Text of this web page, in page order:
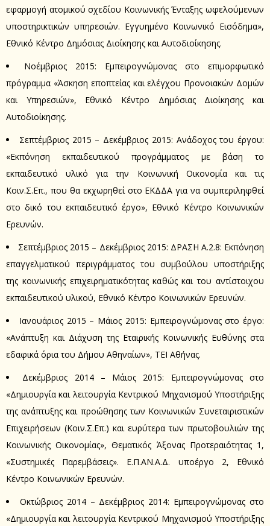
εφαρμογή ατομικού σχεδίου Κοινωνικής Ένταξης ωφελούμενων
υποστηρικτικών υπηρεσιών. Εγγυημένο Κοινωνικό Εισόδημα»,
Εθνικό Κέντρο Δημόσιας Διοίκησης και Αυτοδιοίκησης.
Νοέμβριος 2015: Εμπειρογνώμονας στο επιμορφωτικό
πρόγραμμα «Άσκηση εποπτείας και ελέγχου Προνοιακών Δομών
και Υπηρεσιών», Εθνικό Κέντρο Δημόσιας Διοίκησης και
Αυτοδιοίκησης.
Σεπτέμβριος 2015 – Δεκέμβριος 2015: Ανάδοχος του έργου:
«Εκπόνηση εκπαιδευτικού προγράμματος με βάση το
εκπαιδευτικό υλικό για την Κοινωνική Οικονομία και τις
Κοιν.Σ.Επ., που θα εκχωρηθεί στο ΕΚΔΔΑ για να συμπεριληφθεί
στο δικό του εκπαιδευτικό έργο», Εθνικό Κέντρο Κοινωνικών
Ερευνών.
Σεπτέμβριος 2015 – Δεκέμβριος 2015: ΔΡΑΣΗ Α.2.8: Εκπόνηση
επαγγελματικού περιγράμματος του συμβούλου υποστήριξης
της κοινωνικής επιχειρηματικότητας καθώς και του αντίστοιχου
εκπαιδευτικού υλικού, Εθνικό Κέντρο Κοινωνικών Ερευνών.
Ιανουάριος 2015 – Μάιος 2015: Εμπειρογνώμονας στο έργο:
«Ανάπτυξη και Διάχυση της Εταιρικής Κοινωνικής Ευθύνης στα
εδαφικά όρια του Δήμου Αθηναίων», ΤΕΙ Αθήνας.
Δεκέμβριος 2014 – Μάιος 2015: Εμπειρογνώμονας στο
«Δημιουργία και λειτουργία Κεντρικού Μηχανισμού Υποστήριξης
της ανάπτυξης και προώθησης των Κοινωνικών Συνεταιριστικών
Επιχειρήσεων (Κοιν.Σ.Επ.) και ευρύτερα των πρωτοβουλιών της
Κοινωνικής Οικονομίας», Θεματικός Άξονας Προτεραιότητας 1,
«Συστημικές Παρεμβάσεις». Ε.Π.ΑΝ.Α.Δ. υποέργο 2, Εθνικό
Κέντρο Κοινωνικών Ερευνών.
Οκτώβριος 2014 – Δεκέμβριος 2014: Εμπειρογνώμονας στο
«Δημιουργία και λειτουργία Κεντρικού Μηχανισμού Υποστήριξης